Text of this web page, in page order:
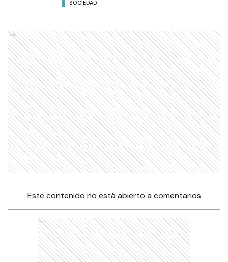
SOCIEDAD
Ads
Este contenido no está abierto a comentarios
Ads